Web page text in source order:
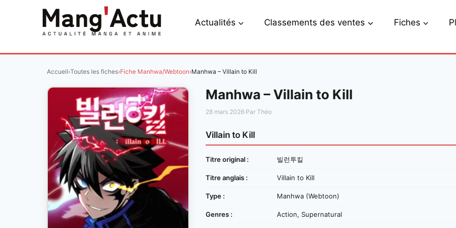
Actualités Classements des ventes Fiches
Accueil›Toutes les fiches›Fiche Manhwa/Webtoon›Manhwa – Villain to Kill
Manhwa – Villain to Kill
28 mars 2026·Par Théo
Villain to Kill
Titre original : 빌런투킬
Titre anglais : Villain to Kill
Type : Manhwa (Webtoon)
Genres : Action, Supernatural